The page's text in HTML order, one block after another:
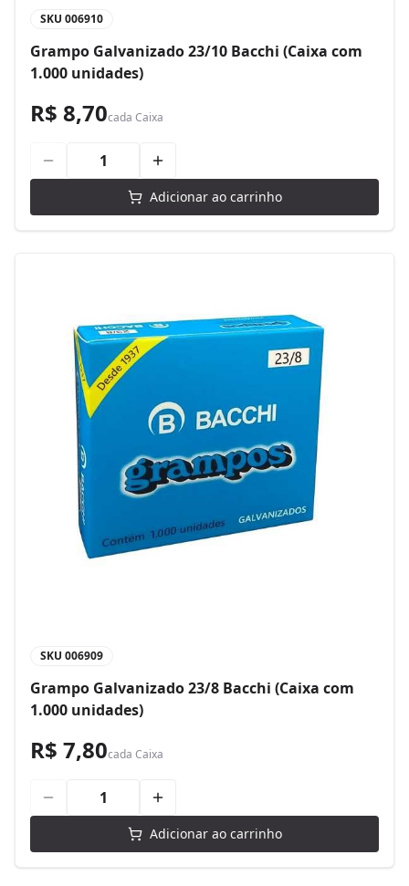
SKU 006910
Grampo Galvanizado 23/10 Bacchi (Caixa com
1.000 unidades)
R$ 8,70cada Caixa
Adicionar ao carrinho
SKU 006909
Grampo Galvanizado 23/8 Bacchi (Caixa com
1.000 unidades)
R$ 7,80cada Caixa
Adicionar ao carrinho